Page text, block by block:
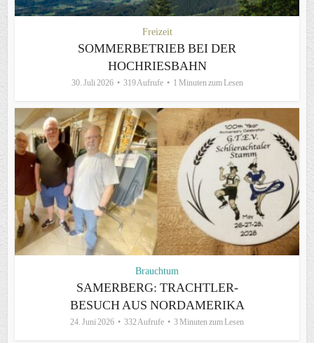
Freizeit
SOMMERBETRIEB BEI DER
HOCHRIESBAHN
30. Juli 2026 319 Aufrufe 1 Minuten zum Lesen
Brauchtum
SAMERBERG: TRACHTLER-
BESUCH AUS NORDAMERIKA
24. Juni 2026 332 Aufrufe 3 Minuten zum Lesen